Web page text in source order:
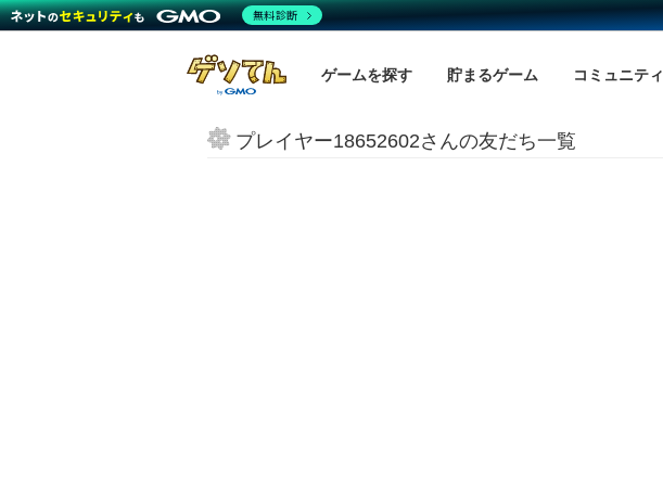
ゲームを探す 貯まるゲーム コミュニティ
プレイヤー18652602さんの友だち一覧
無料診断